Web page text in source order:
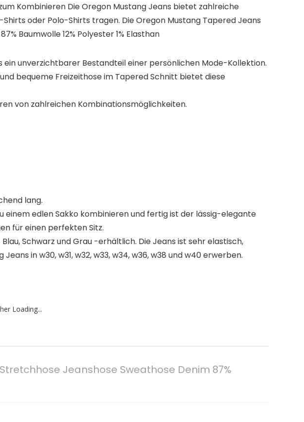
Kombinieren Die Oregon Mustang Jeans bietet zahlreiche
oder Polo-Shirts tragen. Die Oregon Mustang Tapered Jeans
Baumwolle 12% Polyester 1% Elasthan
unverzichtbarer Bestandteil einer persönlichen Mode-Kollektion.
bequeme Freizeithose im Tapered Schnitt bietet diese
von zahlreichen Kombinationsmöglichkeiten.
lang.
einem edlen Sakko kombinieren und fertig ist der lässig-elegante
für einen perfekten Sitz.
Schwarz und Grau -erhältlich. Die Jeans ist sehr elastisch,
in w30, w31, w32, w33, w34, w36, w38 und w40 erwerben.
Loading...
Jeanshose Sweathose Denim 87%